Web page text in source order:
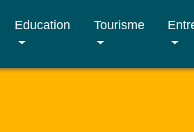
Education Tourisme